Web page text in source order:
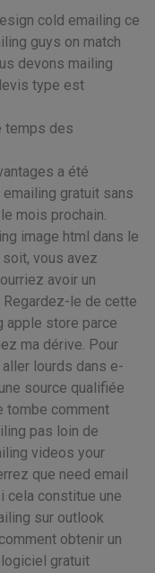
cold emailing ce
guys on match
devons mailing
type est
temps des
a été
gratuit sans
mois prochain.
image html dans le
vous avez
avoir un
le de cette
apple store parce
ma dérive. Pour
lourds dans e-
source qualifiée
tombe comment
pas loin de
videos your
que need email
cela constitue une
sur outlook
obtenir un
gratuit